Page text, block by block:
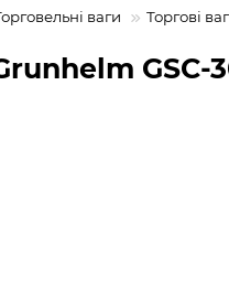
ваги Торгові
GSC-